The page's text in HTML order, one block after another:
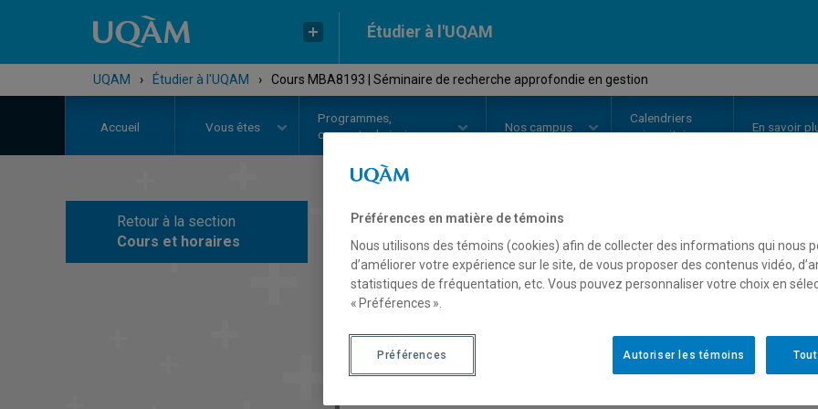
Étudier à l'UQAM
UQAM › Étudier à l'UQAM › Cours MBA8193 | Séminaire de recherche approfondie en gestion
Accueil Vous êtes
Programmes,
cours et admission
Nos campus
Calendriers
universitaires
En savoir
Retour à la section
Cours et horaires
COURS// MBA8193-Séminaire
en gestion
Description Horaire - Été 2026
Préférences en matière de témoins
Nous utilisons des témoins (cookies) afin de collecter des informations qui nous
d’améliorer votre expérience sur le site, de vous proposer des contenus vidéo,
statistiques de fréquentation, etc. Vous pouvez personnaliser votre choix en
« Préférences ».
Autoriser les témoins
Préférences